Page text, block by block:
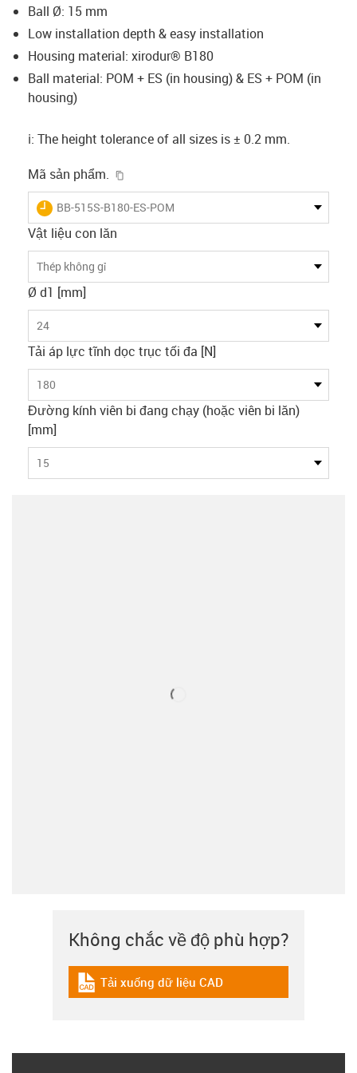
Ball Ø: 15 mm
Low installation depth & easy installation
Housing material: xirodur® B180
Ball material: POM + ES (in housing) & ES + POM (in
housing)
ℹ️: The height tolerance of all sizes is ± 0.2 mm.
Mã sản phẩm.
igus-icon-lieferzeit
BB-515S-B180-ES-POM
Vật liệu con lăn
Thép không gỉ
Ø d1 [mm]
24
Tải áp lực tĩnh dọc trục tối đa [N]
180
Đường kính viên bi đang chạy (hoặc viên bi lăn)
[mm]
15
Không chắc về độ phù hợp?
igus-icon-cad-dateien
Tải xuống dữ liệu CAD